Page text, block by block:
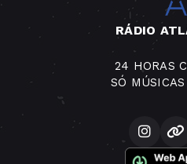
RÁDIO
24 HORAS
SÓ